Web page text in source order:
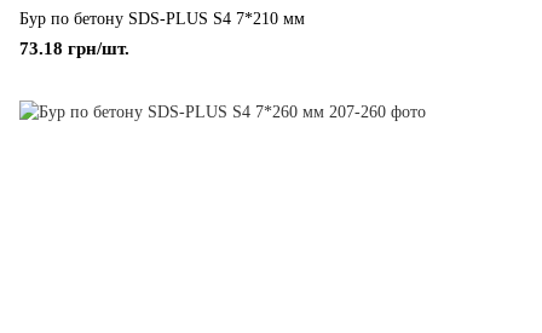
Бур по бетону SDS-PLUS S4 7*210 мм
73.18 грн/шт.